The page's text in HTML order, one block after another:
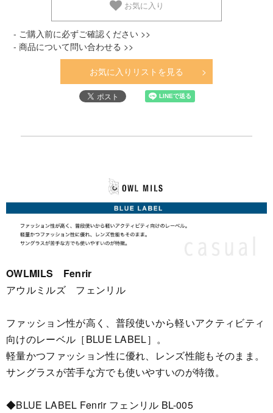
お気に入り
- ご購入前に必ずご確認ください >>
- 商品について問い合わせる >>
お気に入りリストを見る
OWLMILS Fenrir
アウルミルズ フェンリル
ファッション性が高く、普段使いから軽いアクティビティ
向けのレーベル［BLUE LABEL］。
軽量かつファッション性に優れ、レンズ性能もそのまま。
サングラスが苦手な方でも使いやすいのが特徴。
◆BLUE LABEL Fenrir フェンリル BL-005